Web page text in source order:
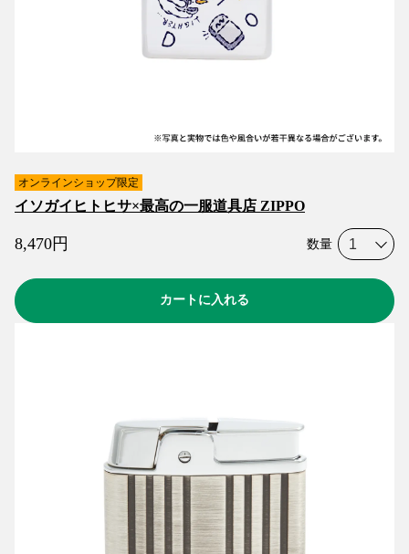
オンラインショップ限定
イソガイヒトヒサ×最高の一服道具店 ZIPPO
8,470円 数量
カートに入れる